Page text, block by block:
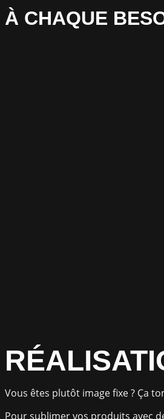
À CHAQUE
Vous êtes plutôt image fixe ? Ça
Pour sublimer vos produits avec